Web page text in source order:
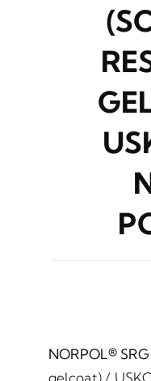
NORPOL® SRG
gelcoat) /